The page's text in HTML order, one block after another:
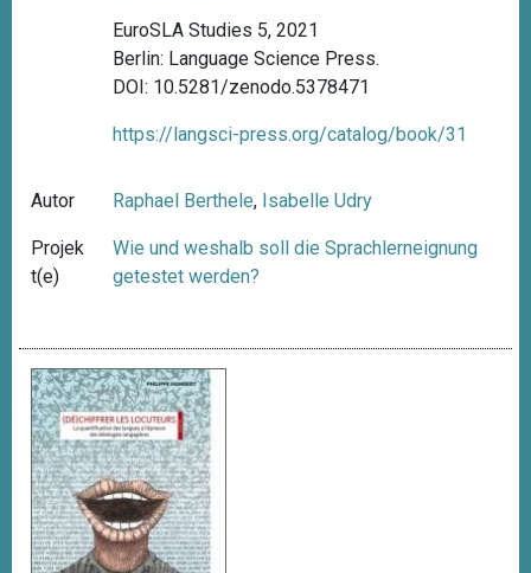
EuroSLA Studies 5, 2021
Berlin: Language Science Press.
DOI: 10.5281/zenodo.5378471
https://langsci-press.org/catalog/book/31
Autor Raphael Berthele, Isabelle Udry
Projek
t(e)
Wie und weshalb soll die Sprachlerneignung
getestet werden?